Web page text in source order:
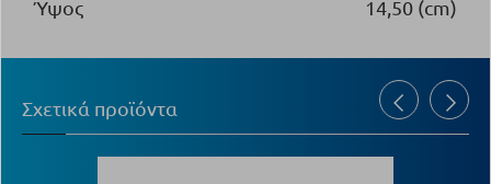
Ύψος 14,50 (cm)
Σχετικά προϊόντα